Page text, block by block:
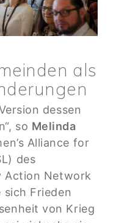
als
dessen
so Melinda
Alliance for
des
Action Network
sich Frieden
von Krieg